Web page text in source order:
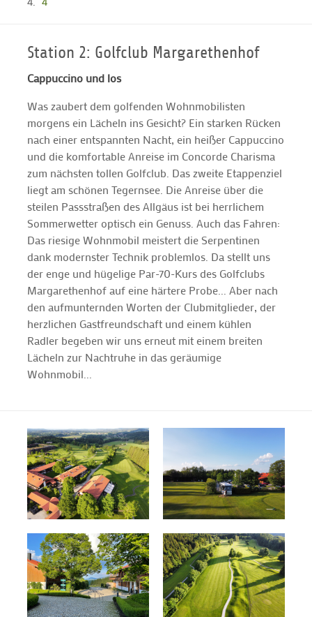
Station 2: Golfclub Margarethenhof
Cappuccino und los
Was zaubert dem golfenden Wohnmobilisten
morgens ein Lächeln ins Gesicht? Ein starken Rücken
nach einer entspannten Nacht, ein heißer Cappuccino
und die komfortable Anreise im Concorde Charisma
zum nächsten tollen Golfclub. Das zweite Etappenziel
liegt am schönen Tegernsee. Die Anreise über die
steilen Passstraßen des Allgäus ist bei herrlichem
Sommerwetter optisch ein Genuss. Auch das Fahren:
Das riesige Wohnmobil meistert die Serpentinen
dank modernster Technik problemlos. Da stellt uns
der enge und hügelige Par-70-Kurs des Golfclubs
Margarethenhof auf eine härtere Probe... Aber nach
den aufmunternden Worten der Clubmitglieder, der
herzlichen Gastfreundschaft und einem kühlen
Radler begeben wir uns erneut mit einem breiten
Lächeln zur Nachtruhe in das geräumige
Wohnmobil...